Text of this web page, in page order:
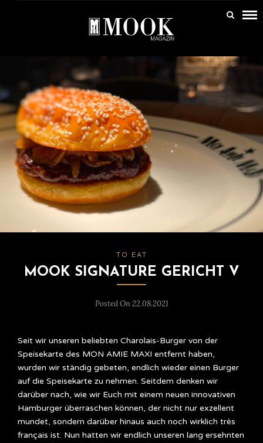
TO EAT
MOOK SIGNATURE GERICHT V
Posted On 22.08.2021
Seit wir unseren beliebten Charolais-Burger von der
Speisekarte des MON AMIE MAXI entfernt haben,
wurden wir ständig gebeten, endlich wieder einen Burger
auf die Speisekarte zu nehmen. Seitdem denken wir
darüber nach, wie wir Euch mit einem neuen innovativen
Hamburger überraschen können, der nicht nur exzellent
mundet, sondern darüber hinaus auch noch wirklich très
français ist. Nun hatten wir endlich unseren lang ersehnten